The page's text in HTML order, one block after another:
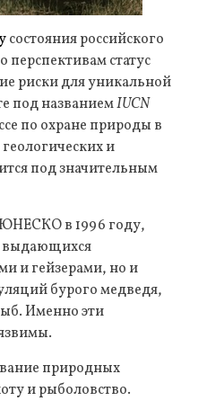
состояния российского
статус
риски для уникальной
под названиемIUCN
по охране природы в
и
под значительным
в 1996 году,
выдающихся
и гейзерами, но и
бурого медведя,
Именно эти
природных
и рыболовство.